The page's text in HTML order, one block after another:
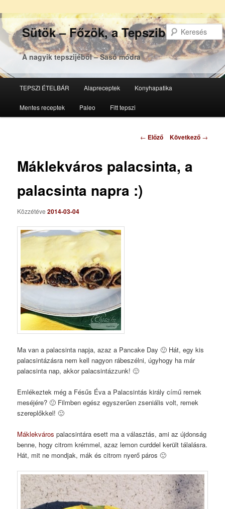
Sütök – Főzök, a Tepsziből
A nagyik tepszijéből – Sasó módra
Tovább
az
Tovább
a
TEPSZI ÉTELBÁR Alapreceptek Konyhapatika
Mentes receptek Paleo Fitt tepszi
Bejegyzés
← Előző Következő →
Máklekváros palacsinta, a
palacsinta napra :)
Közzétéve2014-03-04
Ma van a palacsinta napja, azaz a Pancake Day 🙂 Hát, egy kis
palacsintázásra nem kell nagyon rábeszélni, úgyhogy ha már
palacsinta nap, akkor palacsintázzunk! 🙂
Emlékeztek még a Fésűs Éva a Palacsintás király című remek
meséjére? 🙂 Filmben egész egyszerűen zseniális volt, remek
szereplőkkel! 🙂
Máklekváros palacsintára esett ma a választás, ami az újdonság
benne, hogy citrom krémmel, azaz lemon curddel került tálalásra.
Hát, mit ne mondjak, mák és citrom nyerő páros 🙂